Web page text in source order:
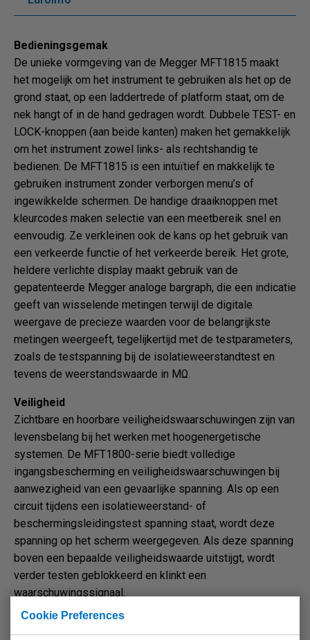
Cookie Preferences
Bedieningsgemak
De unieke vormgeving van de Megger MFT1815 maakt
het mogelijk om het instrument te gebruiken als het op de
grond staat, op een laddertrede of platform staat, om de
nek hangt of in de hand gedragen wordt. Dubbele TEST- en
LOCK-knoppen (aan beide kanten) maken het gemakkelijk
om het instrument zowel links- als rechtshandig te
bedienen. De MFT1815 is een intuïtief en makkelijk te
gebruiken instrument zonder verborgen menu’s of
ingewikkelde schermen. De handige draaiknoppen met
kleurcodes maken selectie van een meetbereik snel en
eenvoudig. Ze verkleinen ook de kans op het gebruik van
een verkeerde functie of het verkeerde bereik. Het grote,
heldere verlichte display maakt gebruik van de
gepatenteerde Megger analoge bargraph, die een indicatie
geeft van wisselende metingen terwijl de digitale
weergave de precieze waarden voor de belangrijkste
metingen weergeeft, tegelijkertijd met de testparameters,
zoals de testspanning bij de isolatieweerstandtest en
tevens de weerstandswaarde in MΩ.
Veiligheid
Zichtbare en hoorbare veiligheidswaarschuwingen zijn van
levensbelang bij het werken met hoogenergetische
systemen. De MFT1800-serie biedt volledige
ingangsbescherming en veiligheidswaarschuwingen bij
aanwezigheid van een gevaarlijke spanning. Als op een
circuit tijdens een isolatieweerstand- of
beschermingsleidingstest spanning staat, wordt deze
spanning op het scherm weergegeven. Als deze spanning
boven een bepaalde veiligheidswaarde uitstijgt, wordt
verder testen geblokkeerd en klinkt een
waarschuwingssignaal.
Product information